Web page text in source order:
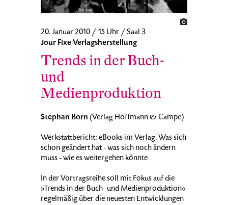
20. Januar 2010 / 15 Uhr / Saal 3
Jour Fixe Verlagsherstellung
Trends in der Buch-
und
Medienproduktion
Stephan Born (Verlag Hoffmann & Campe)
Werkstattbericht: eBooks im Verlag. Was sich
schon geändert hat - was sich noch ändern
muss - wie es weitergehen könnte
In der Vortragsreihe soll mit Fokus auf die
»Trends in der Buch- und Medienproduktion«
regelmäßig über die neuesten Entwicklungen